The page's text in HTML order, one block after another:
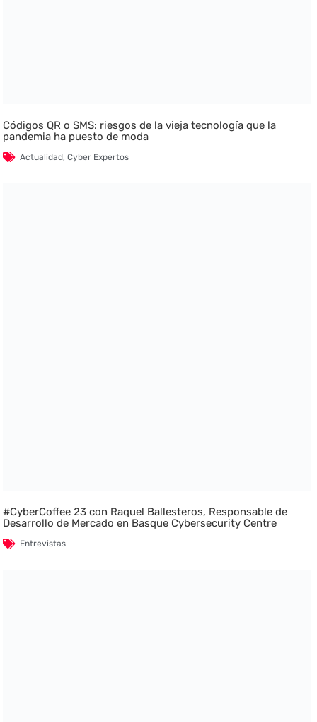
Códigos QR o SMS: riesgos de la vieja tecnología que la
pandemia ha puesto de moda
Actualidad,Cyber Expertos
#CyberCoffee 23 con Raquel Ballesteros, Responsable de
Desarrollo de Mercado en Basque Cybersecurity Centre
Entrevistas